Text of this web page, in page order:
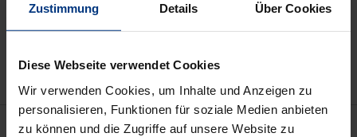
Zustimmung Details Über Cookies
Diese Webseite verwendet Cookies
Wir verwenden Cookies, um Inhalte und Anzeigen zu
personalisieren, Funktionen für soziale Medien anbieten
zu können und die Zugriffe auf unsere Website zu
Add to Wish List
Bibliographical data